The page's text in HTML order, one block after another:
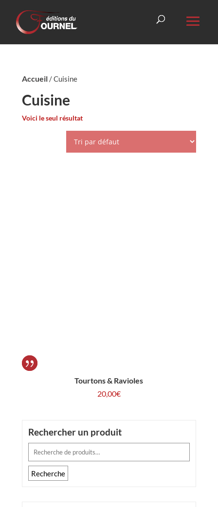
Accueil/ Cuisine
Cuisine
Voici le seul résultat
Tourtons & Ravioles
20,00€
Rechercher un produit
Recherche
pour :
Recherche